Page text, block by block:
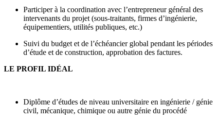
Participer à la coordination avec l’entrepreneur général des
intervenants du projet (sous-traitants, firmes d’ingénierie,
équipementiers, utilités publiques, etc.)
Suivi du budget et de l’échéancier global pendant les périodes
d’étude et de construction, approbation des factures.
LE PROFIL IDÉAL
Diplôme d’études de niveau universitaire en ingénierie / génie
civil, mécanique, chimique ou autre génie du procédé